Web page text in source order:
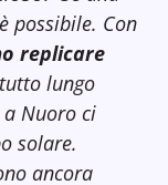
possibile. Con
replicare
lungo
Nuoro ci
solare.
ancora